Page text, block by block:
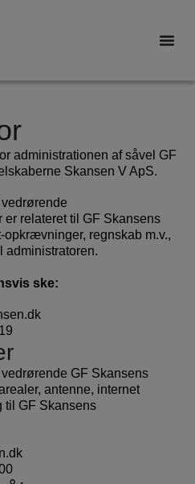
administrationen af såvel GF
Skansen V ApS.
relateret til GF Skansens
regnskab m.v.,
administratoren.
ske:
GF Skansens
antenne, internet
til GF Skansens